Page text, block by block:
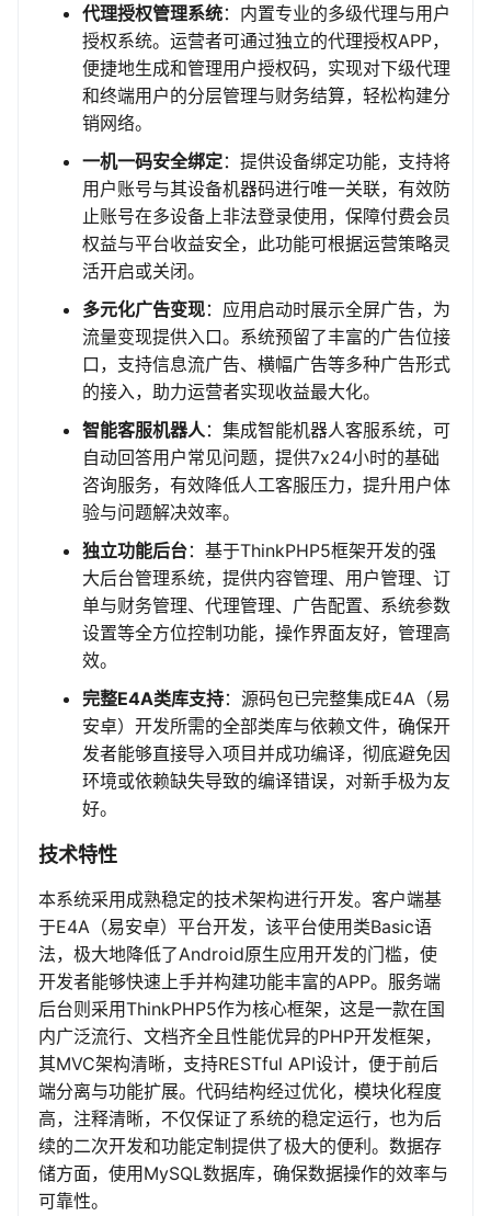
代理授权管理系统：内置专业的多级代理与用户
授权系统。运营者可通过独立的代理授权APP，
便捷地生成和管理用户授权码，实现对下级代理
和终端用户的分层管理与财务结算，轻松构建分
销网络。
一机一码安全绑定：提供设备绑定功能，支持将
用户账号与其设备机器码进行唯一关联，有效防
止账号在多设备上非法登录使用，保障付费会员
权益与平台收益安全，此功能可根据运营策略灵
活开启或关闭。
多元化广告变现：应用启动时展示全屏广告，为
流量变现提供入口。系统预留了丰富的广告位接
口，支持信息流广告、横幅广告等多种广告形式
的接入，助力运营者实现收益最大化。
智能客服机器人：集成智能机器人客服系统，可
自动回答用户常见问题，提供7x24小时的基础
咨询服务，有效降低人工客服压力，提升用户体
验与问题解决效率。
独立功能后台：基于ThinkPHP5框架开发的强
大后台管理系统，提供内容管理、用户管理、订
单与财务管理、代理管理、广告配置、系统参数
设置等全方位控制功能，操作界面友好，管理高
效。
完整E4A类库支持：源码包已完整集成E4A（易
安卓）开发所需的全部类库与依赖文件，确保开
发者能够直接导入项目并成功编译，彻底避免因
环境或依赖缺失导致的编译错误，对新手极为友
好。
技术特性
本系统采用成熟稳定的技术架构进行开发。客户端基
于E4A（易安卓）平台开发，该平台使用类Basic语
法，极大地降低了Android原生应用开发的门槛，使
开发者能够快速上手并构建功能丰富的APP。服务端
后台则采用ThinkPHP5作为核心框架，这是一款在国
内广泛流行、文档齐全且性能优异的PHP开发框架，
其MVC架构清晰，支持RESTful API设计，便于前后
端分离与功能扩展。代码结构经过优化，模块化程度
高，注释清晰，不仅保证了系统的稳定运行，也为后
续的二次开发和功能定制提供了极大的便利。数据存
储方面，使用MySQL数据库，确保数据操作的效率与
可靠性。